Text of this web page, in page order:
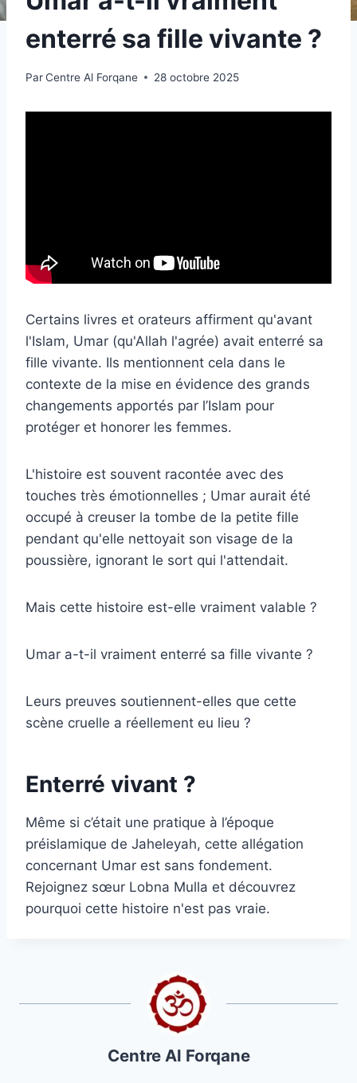
enterré sa fille vivante ?
ParCentre Al Forqane 28 octobre 2025
Certains livres et orateurs affirment qu'avant
l'Islam, Umar (qu'Allah l'agrée) avait enterré sa
fille vivante. Ils mentionnent cela dans le
contexte de la mise en évidence des grands
changements apportés par l’Islam pour
protéger et honorer les femmes.
L'histoire est souvent racontée avec des
touches très émotionnelles ; Umar aurait été
occupé à creuser la tombe de la petite fille
pendant qu'elle nettoyait son visage de la
poussière, ignorant le sort qui l'attendait.
Mais cette histoire est-elle vraiment valable ?
Umar a-t-il vraiment enterré sa fille vivante ?
Leurs preuves soutiennent-elles que cette
scène cruelle a réellement eu lieu ?
Enterré vivant ?
Même si c’était une pratique à l’époque
préislamique de Jaheleyah, cette allégation
concernant Umar est sans fondement.
Rejoignez sœur Lobna Mulla et découvrez
pourquoi cette histoire n'est pas vraie.
Centre Al Forqane